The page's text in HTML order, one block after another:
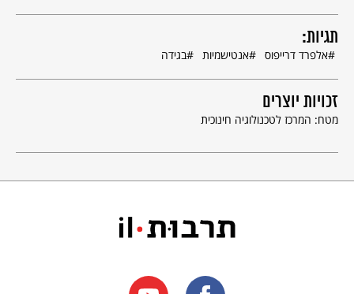
תגיות:
אלפרד דרייפוס אנטישמיות בגידה
זכויות יוצרים
מטח: המרכז לטכנולוגיה חינוכית